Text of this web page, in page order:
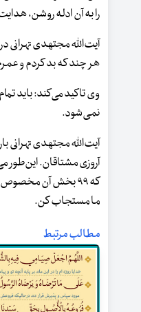
را به آن ادله روشن،
آیت‌الله مجتهدی
هر چند که بد کردم و
وی تاکید می‌کند: باید
نمی‌شود.
آیت‌الله مجتهدی تهرانی
آروزی مشتاقان. این‌طور
که ۹۹ بخش آن
ما مستجاب کن.
مطالب مرتبط